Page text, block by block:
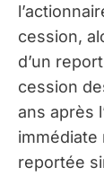
cession,
d’un
cession
ans après
immédiate
reportée